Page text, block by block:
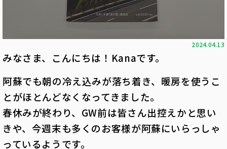
2024.04.13
みなさま、こんにちは！Kanaです。
阿蘇でも朝の冷え込みが落ち着き、暖房を使うこ
とがほとんどなくなってきました。
春休みが終わり、GW前は皆さん出控えかと思い
きや、今週末も多くのお客様が阿蘇にいらっしゃ
っているようです。